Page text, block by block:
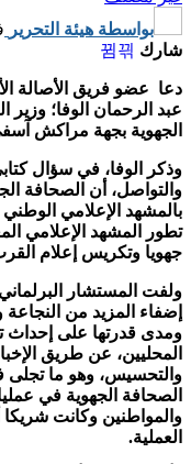
بواسطة هيئة التحرير
شارك
دعا عضو فريق الأصالة
عبد الرحمان الوفا؛ وزير
الجهوية بجهة مراكش
وذكر الوفا، في سؤال
والتواصل، أن الصحافة
بالمشهد الإعلامي
تطور المشهد الإعلامي
جهويا وتكريس إعلام
ولفت المستشار
إضفاء المزيد من
ومدى قدرتها على إحداث
المحليين، عن طريق
والتحسيس، وهو ما تجلى
الصحافة الجهوية في
والمواطنين وكانت
العملية.